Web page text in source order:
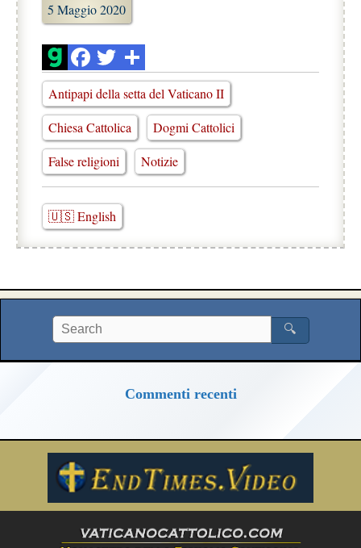
5 Maggio 2020
Antipapi della setta del Vaticano II
Chiesa Cattolica
Dogmi Cattolici
False religioni
Notizie
🇺🇸 English
🔍
Commenti recenti